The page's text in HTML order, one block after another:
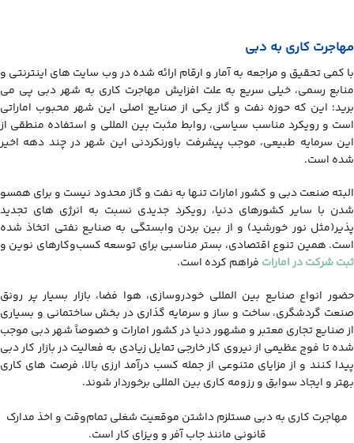
مهاجرت کاری به دبی
با کمی تحقیق و مراجعه به آمار و ارقام ارائه شده در وب سایت های اینترنتی و
منابع رسمی، خیلی سریع به علت افزایش مهاجرت کاری به شهر دبی پی می
برید؛ این که حوزه نفت و گاز یکی از صنایع اصلی این شهر محبوب اماراتی
است و رویکرد مناسب سیاسی، روابط مثبت بین المللی و استفاده منطقی از
این سرمایه طبیعی، موجب پیشرفت باورنکردنی این شهر در چند دهه اخیر
شده است.
البته صنعت دبی و کشور امارات تنها به نفت و گاز محدود نیست و برای همسو
شدن با سایر کشورهای دنیا، رویکرد جدیدی نسبت به انرژی های تجدید
پذیر(مثل نور خورشید) و از بین بردن وابستگی به صنایع نفتی اتخاذ شده
است. همین تنوع اقتصادی، بستر مناسبی برای توسعه کسب‌وکارهای نوین و
ثبت شرکت در امارات فراهم کرده است.
حضور انواع صنایع بین المللی خودروسازی، هوا فضا، بازار بسیار پر رونق
صنعت گردشگری، ساخت و ساز و سرمایه گذاری در بخش ساختمانی و بسیاری
از صنایع تجاری معتبر و مشهور دنیا در کشور امارات و خصوصاً شهر دبی موجب
شده تا فوج عظیمی از نیروی کار خارجی تمایل زیادی به فعالیت در بازار کار دبی
پیدا کنند و از مزایای متنوعی از جمله کسب درآمد ارزی بالا، فرصت های کاری
بهتر و ایجاد سوابق و رزومه کاری بین المللی برخوردار شوند.
مهاجرت کاری به دبی مستلزم داشتن موقعیت شغلی تمام‌وقت و اخذ مدارک
قانونی مانند جاب آفر و ویزای کار است.